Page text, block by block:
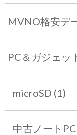
MVNO格安デ
PC＆ガジェッ
microSD (1)
中古ノートPC